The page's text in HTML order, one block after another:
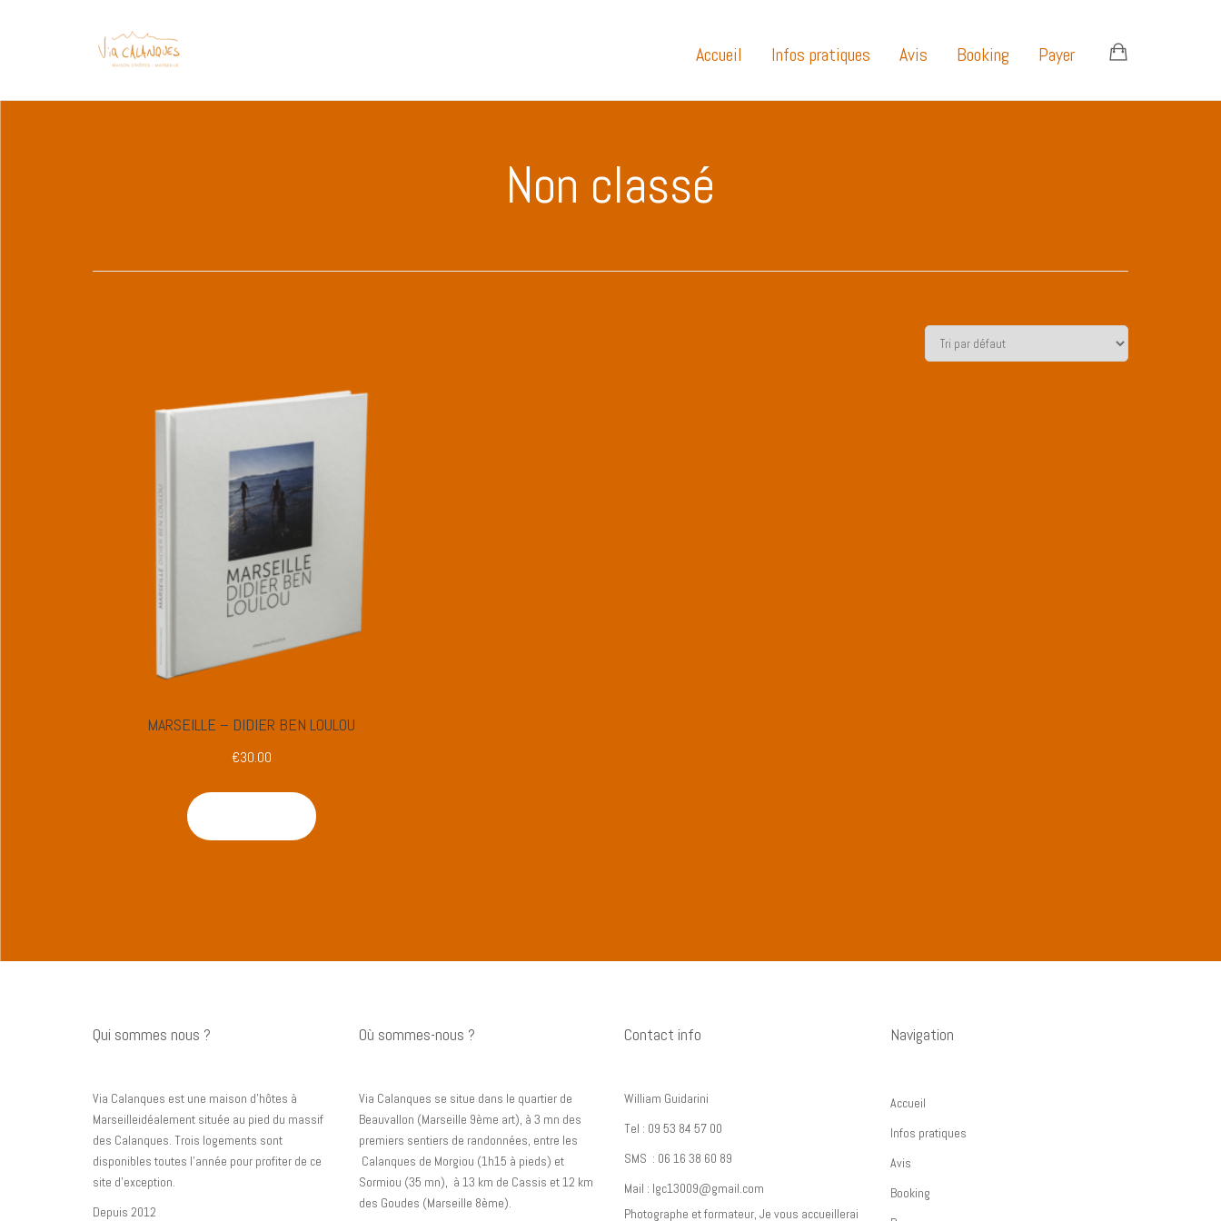
Accueil Infos pratiques Avis Booking Payer
Non classé
MARSEILLE – DIDIER BEN LOULOU
€30.00
Qui sommes nous ?
Via Calanques est une maison d’hôtes à
Marseilleidéalement située au pied du massif
des Calanques. Trois logements sont
disponibles toutes l’année pour profiter de ce
site d’exception.
Depuis 2012
Où sommes-nous ?
Via Calanques se situe dans le quartier de
Beauvallon (Marseille 9ème art), à 3 mn des
premiers sentiers de randonnées, entre les
Calanques de Morgiou (1h15 à pieds) et
Sormiou (35 mn), à 13 km de Cassis et 12 km
des Goudes (Marseille 8ème).
Contact info
William Guidarini
Tel : 09 53 84 57 00
SMS : 06 16 38 60 89
Mail : lgc13009@gmail.com
Photographe et formateur, Je vous accueillerai
Navigation
Accueil
Infos pratiques
Avis
Booking